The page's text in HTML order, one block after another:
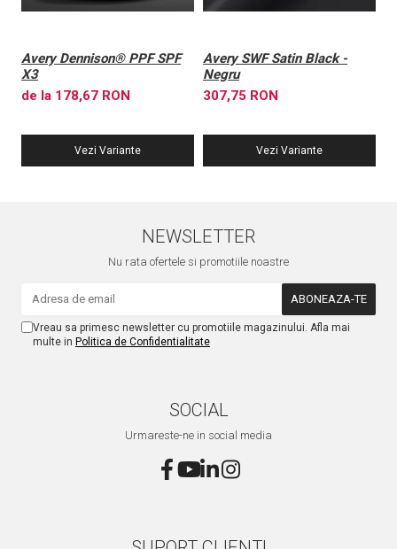
Avery Dennison® PPF SPF
X3
de la 178,67 RON
Vezi Variante
Avery SWF Satin Black -
Negru
307,75 RON
Vezi Variante
NEWSLETTER
Nu rata ofertele si promotiile noastre
Vreau sa primesc newsletter cu promotiile magazinului. Afla mai
multe in Politica de Confidentialitate
SOCIAL
Urmareste-ne in social media